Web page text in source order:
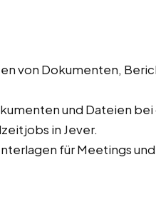
von Dokumenten,
und Dateien bei
in Jever.
für Meetings